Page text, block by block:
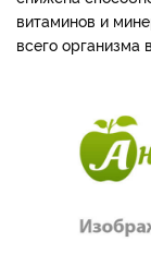
витаминов и
всего организма